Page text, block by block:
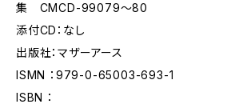
集 CMCD-99079～80
添付CD：なし
出版社：マザーアース
ISMN ：979-0-65003-693-1
ISBN ：